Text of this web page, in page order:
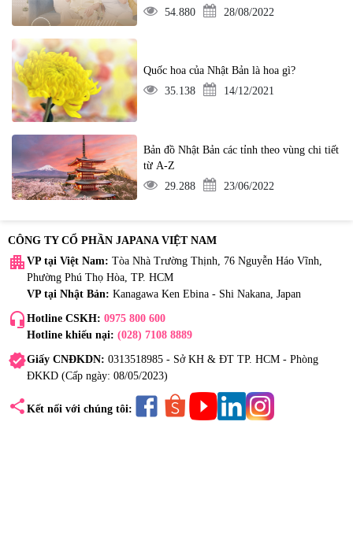
54.880
28/08/2022
Quốc hoa của Nhật Bản là hoa gì?
35.138
14/12/2021
Bản đồ Nhật Bản các tỉnh theo vùng chi tiết
từ A-Z
29.288
23/06/2022
CÔNG TY CỔ PHẦN JAPANA VIỆT NAM
apartment VP tại Việt Nam: Tòa Nhà Trường Thịnh, 76 Nguyễn Háo Vĩnh,
Phường Phú Thọ Hòa, TP. HCM
VP tại Nhật Bản: Kanagawa Ken Ebina - Shi Nakana, Japan
headset_mic Hotline CSKH: 0975 800 600
Hotline khiếu nại: (028) 7108 8889
verifiedGiấy CNĐKDN: 0313518985 - Sở KH & ĐT TP. HCM - Phòng
ĐKKD (Cấp ngày: 08/05/2023)
share Kết nối với chúng tôi: